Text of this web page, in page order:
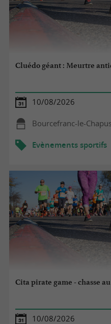
Cluédo géant : Meurtre
10/08/2026
Bourcefranc-le-
Evènements sportifs
Cita pirate game - chasse
10/08/2026